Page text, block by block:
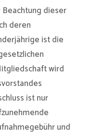
dieser
deren
ist die
wird
ist nur
und